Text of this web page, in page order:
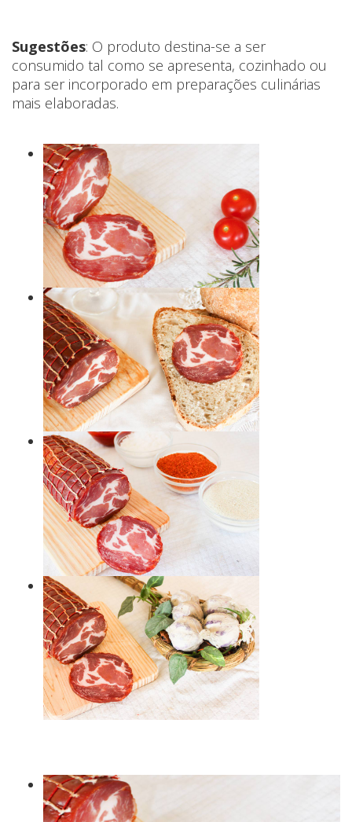
Sugestões: O produto destina-se a ser
consumido tal como se apresenta, cozinhado ou
para ser incorporado em preparações culinárias
mais elaboradas.